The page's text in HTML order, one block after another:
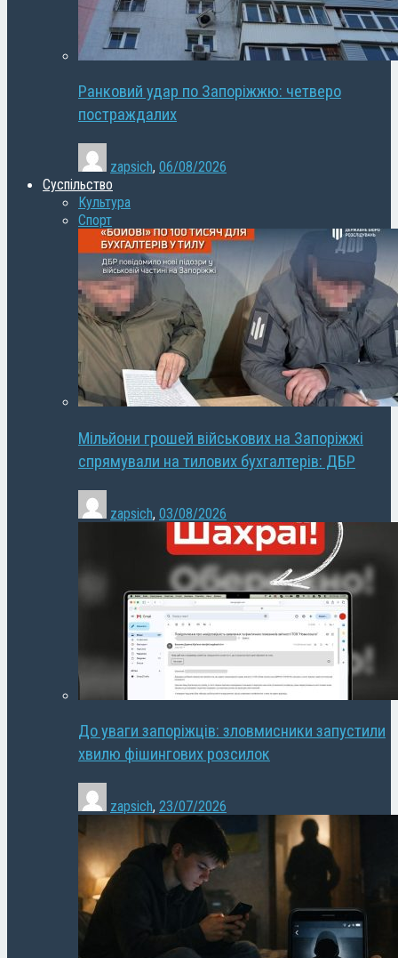
Ранковий удар по Запоріжжю: четверо
постраждалих
zapsich, 06/08/2026
Суспільство
Культура
Спорт
Мільйони грошей військових на Запоріжжі
спрямували на тилових бухгалтерів: ДБР
zapsich, 03/08/2026
До уваги запоріжців: зловмисники запустили
хвилю фішингових розсилок
zapsich, 23/07/2026